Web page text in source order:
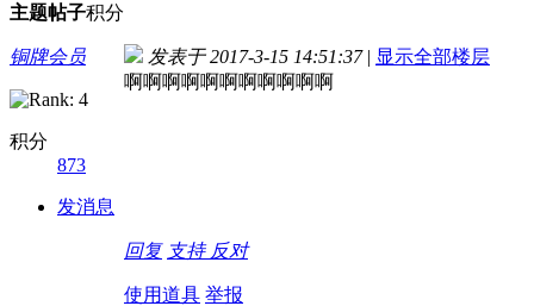
主题帖子积分
铜牌会员
积分
873
发消息
发表于 2017-3-15 14:51:37 | 显示全部楼层
啊啊啊啊啊啊啊啊啊啊啊
回复 支持 反对
使用道具 举报